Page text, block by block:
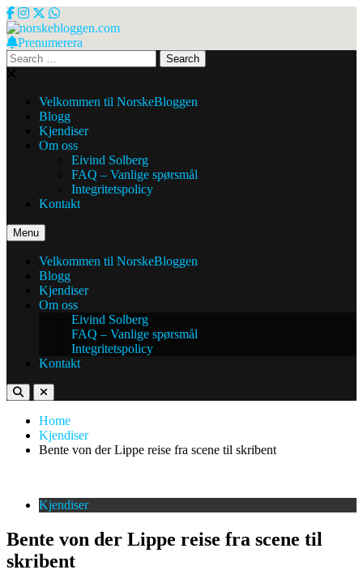
Skip
to
content
norskebloggen.com
Prenumerera
Search
for:
Velkommen til NorskeBloggen
Blogg
Kjendiser
Om oss
Eivind Solberg
FAQ – Vanlige spørsmål
Integritetspolicy
Kontakt
Menu
Velkommen til NorskeBloggen
Blogg
Kjendiser
Om oss
Eivind Solberg
FAQ – Vanlige spørsmål
Integritetspolicy
Kontakt
Home
Kjendiser
Bente von der Lippe reise fra scene til skribent
Kjendiser
Bente von der Lippe reise fra scene til
skribent